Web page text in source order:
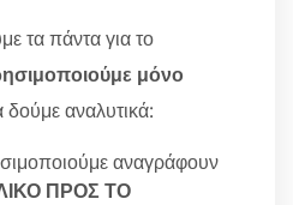
τα πάντα για το
μόνο
δούμε αναλυτικά:
αναγράφουν
ΠΡΟΣ ΤΟ